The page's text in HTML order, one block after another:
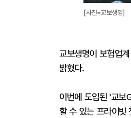
[사진=교보생명]
교보생명이 보험업
밝혔다.
이번에 도입된 '교보
할 수 있는 프라이빗